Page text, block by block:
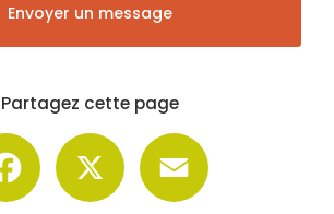
Envoyer un message
Partagez cette page
Facebook